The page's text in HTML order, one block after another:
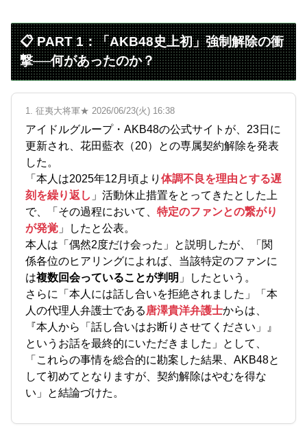
📋 PART 1：「AKB48史上初」強制解除の衝
撃──何があったのか？
1. 征夷大将軍★ 2026/06/23(火) 16:38
アイドルグループ・AKB48の公式サイトが、23日に
更新され、花田藍衣（20）との専属契約解除を発表
した。
「本人は2025年12月頃より 体調不良を理由とする遅
刻を繰り返し 」活動休止措置をとってきたとした上
で、「その過程において、 特定のファンとの繋がり
が発覚 」したと公表。
本人は「偶然2度だけ会った」と説明したが、「関
係各位のヒアリングによれば、当該特定のファンに
は複数回会っていることが判明 」したという。
さらに「本人には話し合いを拒絶されました」「本
人の代理人弁護士である 唐澤貴洋弁護士からは、
『本人から「話し合いはお断りさせてください」』
というお話を最終的にいただきました」として、
「これらの事情を総合的に勘案した結果、AKB48と
して初めてとなりますが、契約解除はやむを得な
い」と結論づけた。